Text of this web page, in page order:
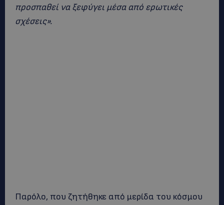
προσπαθεί να ξεφύγει μέσα από ερωτικές
σχέσεις».
Παρόλο, που ζητήθηκε από μερίδα του κόσμου